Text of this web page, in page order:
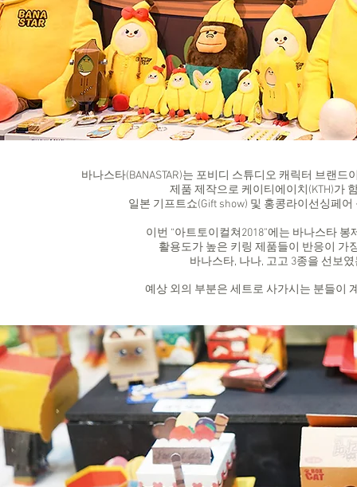
바나스타(BANASTAR)는 포비디 스튜디오 캐릭터 브랜
제품 제작으로 케이티에이치(KTH)가
일본 기프트쇼(Gift show) 및 홍콩라이선싱페
이번 “아트토이컬쳐2018”에는 바나스타
활용도가 높은 키링 제품들이 반응이 가
바나스타, 나나, 고고 3종을 선보
예상 외의 부분은 세트로 사가시는 분들이